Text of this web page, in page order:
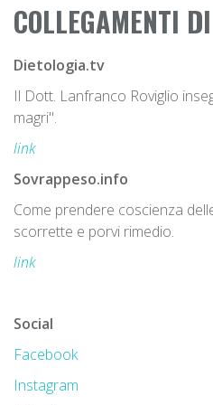
COLLEGAMENTI
Dietologia.tv
Il Dott. Lanfranco Roviglio
magri".
link
Sovrappeso.info
Come prendere coscienza
scorrette e porvi rimedio.
link
Social
Facebook
Instagram